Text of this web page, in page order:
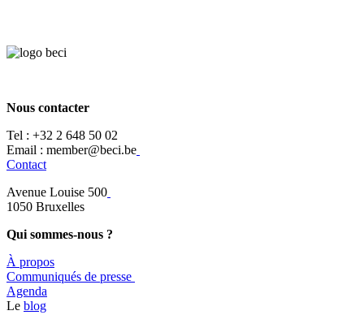
Nous contacter
Tel : +32 2 648 50 02​
​​Email : member@beci.be
Contact
Avenue Louise 500
​1050 Bruxelles
Qui sommes-nous ?
À propos
​​Communiqués de presse
​Agenda
​​Le blog